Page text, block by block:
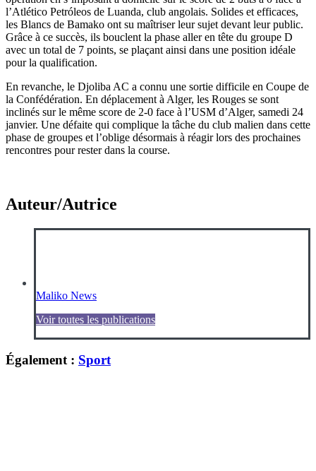
l’Atlético Petróleos de Luanda, club angolais. Solides et efficaces,
les Blancs de Bamako ont su maîtriser leur sujet devant leur public.
Grâce à ce succès, ils bouclent la phase aller en tête du groupe D
avec un total de 7 points, se plaçant ainsi dans une position idéale
pour la qualification.
En revanche, le Djoliba AC a connu une sortie difficile en Coupe de
la Confédération. En déplacement à Alger, les Rouges se sont
inclinés sur le même score de 2-0 face à l’USM d’Alger, samedi 24
janvier. Une défaite qui complique la tâche du club malien dans cette
phase de groupes et l’oblige désormais à réagir lors des prochaines
rencontres pour rester dans la course.
Auteur/Autrice
Maliko News
Voir toutes les publications
Également : Sport